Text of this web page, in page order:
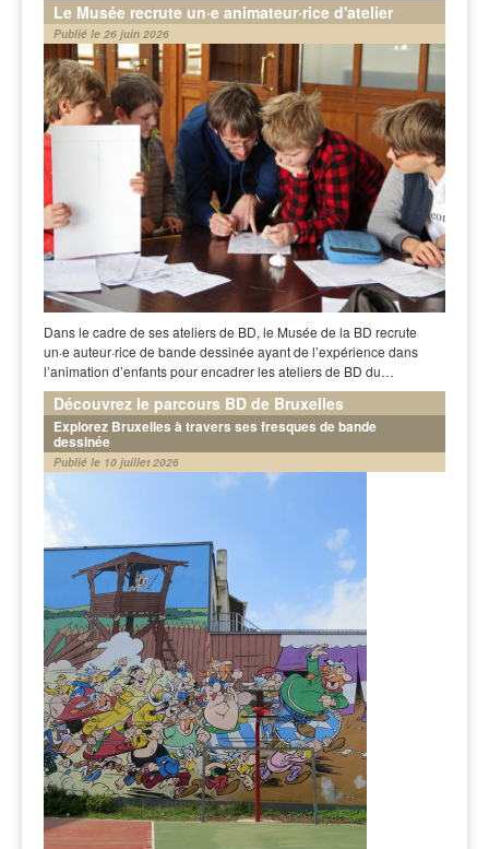
Le Musée recrute un·e animateur·rice d'atelier
Publié le 26 juin 2026
Dans le cadre de ses ateliers de BD, le Musée de la BD recrute
un·e auteur·rice de bande dessinée ayant de l’expérience dans
l’animation d’enfants pour encadrer les ateliers de BD du…
Découvrez le parcours BD de Bruxelles
Explorez Bruxelles à travers ses fresques de bande
dessinée
Publié le 10 juillet 2026